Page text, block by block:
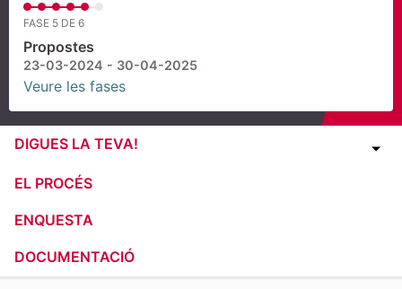
FASE 5 DE 6
Propostes
23-03-2024 - 30-04-2025
Veure les fases
DIGUES LA TEVA!
EL PROCÉS
ENQUESTA
DOCUMENTACIÓ